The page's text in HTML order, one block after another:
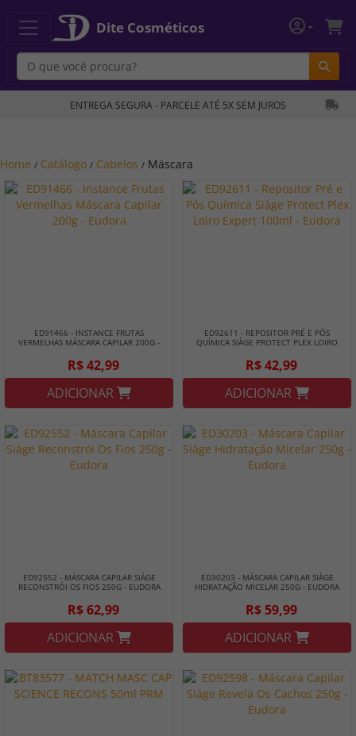
Dite Cosméticos
ENTREGA SEGURA - PARCELE ATÉ 5X SEM JUROS
Home / Catálogo / Cabelos / Máscara
ED91466 - INSTANCE FRUTAS
VERMELHAS MÁSCARA CAPILAR 200G -
R$ 42,99
ADICIONAR
ED92611 - REPOSITOR PRÉ E PÓS
QUÍMICA SIÀGE PROTECT PLEX LOIRO
R$ 42,99
ADICIONAR
ED92552 - MÁSCARA CAPILAR SIÀGE
RECONSTRÓI OS FIOS 250G - EUDORA
R$ 62,99
ADICIONAR
ED30203 - MÁSCARA CAPILAR SIÀGE
HIDRATAÇÃO MICELAR 250G - EUDORA
R$ 59,99
ADICIONAR